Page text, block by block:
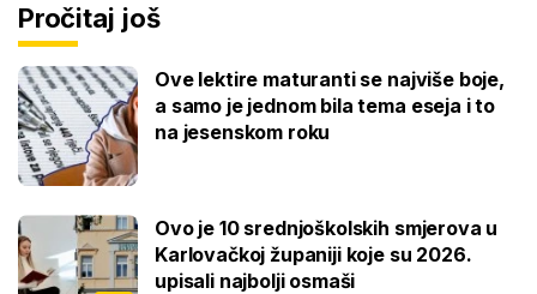
Pročitaj još
Ove lektire maturanti se najviše boje,
a samo je jednom bila tema eseja i to
na jesenskom roku
Ovo je 10 srednjoškolskih smjerova u
Karlovačkoj županiji koje su 2026.
upisali najbolji osmaši